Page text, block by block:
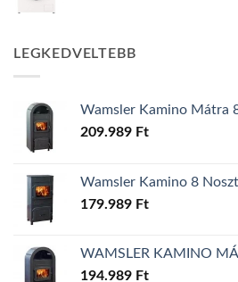
LEGKEDVELTEBB
Wamsler Kamino Mátra
209.989 Ft
Wamsler Kamino 8
179.989 Ft
WAMSLER KAMINO
194.989 Ft